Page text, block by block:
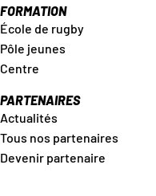
FORMATION
École de rugby
Pôle jeunes
Centre
PARTENAIRES
Actualités
Tous nos partenaires
Devenir partenaire